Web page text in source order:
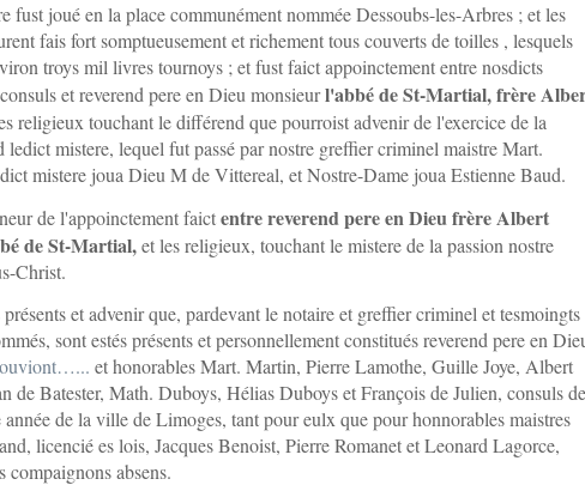
fust joué en la place communément nommée Dessoubs-les-Arbres ; et les
fais fort somptueusement et richement tous couverts de toilles , lesquels
troys mil livres tournoys ; et fust faict appoinctement entre nosdicts
et reverend pere en Dieu monsieurl'abbé de St-Martial, frère
religieux touchant le différend que pourroist advenir de l'exercice de la
ledict mistere, lequel fut passé par nostre greffier criminel maistre Mart.
mistere joua Dieu M de Vittereal, et Nostre-Dame joua Estienne Baud.
de l'appoinctement faictentre reverend pere en Dieu frère Albert
de St-Martial,et les religieux, touchant le mistere de la passion nostre
Christ.
et advenir que, pardevant le notaire et greffier criminel et tesmoingts
sont estés présents et personnellement constitués reverend pere en
et honorables Mart. Martin, Pierre Lamothe, Guille Joye, Albert
de Batester, Math. Duboys, Hélias Duboys et François de Julien, consuls de
année de la ville de Limoges, tant pour eulx que pour honnorables maistres
licencié es lois, Jacques Benoist, Pierre Romanet et Leonard Lagorce,
compaignons absens.